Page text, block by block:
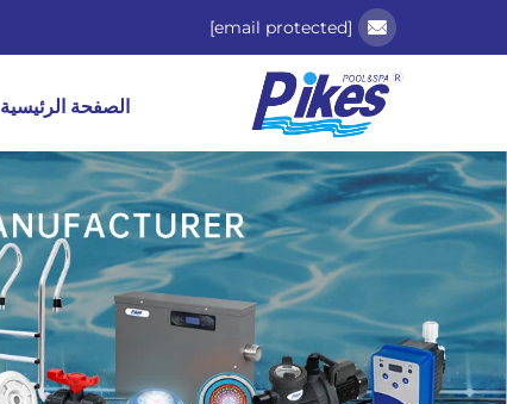
[email protected]
الصفحة الرئيسية